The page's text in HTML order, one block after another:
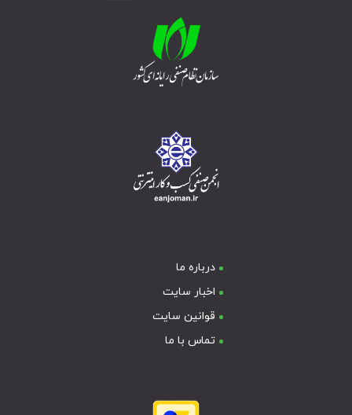
درباره ما
اخبار سایت
قوانین سایت
تماس با ما